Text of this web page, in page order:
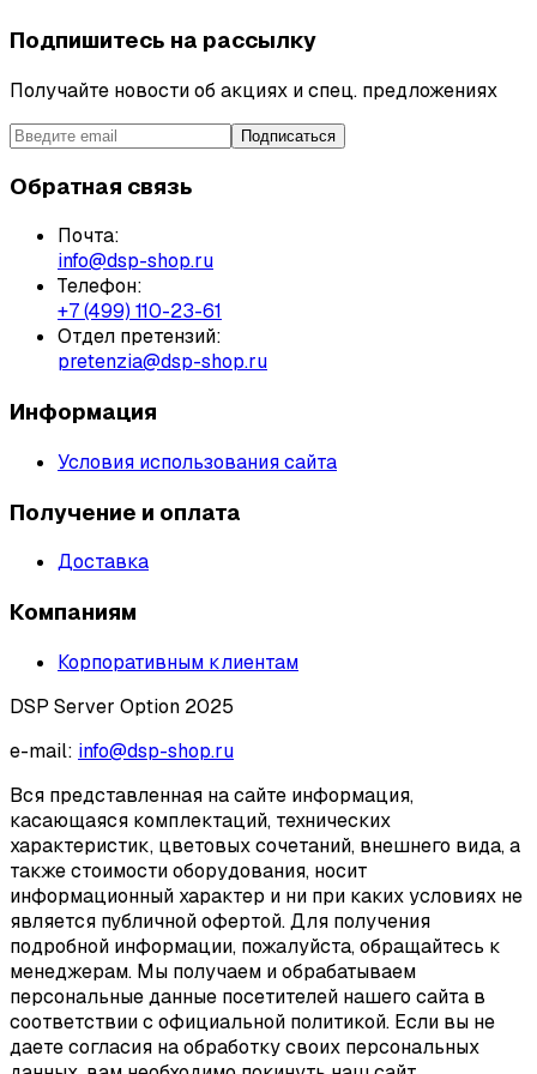
Подпишитесь на рассылку
Получайте новости об акциях и спец. предложениях
Подписаться
Обратная связь
Почта:
info@dsp-shop.ru
Телефон:
+7 (499) 110-23-61
Отдел претензий:
pretenzia@dsp-shop.ru
Информация
Условия использования сайта
Получение и оплата
Доставка
Компаниям
Корпоративным клиентам
DSP Server Option 2025
e-mail: info@dsp-shop.ru
Вся представленная на сайте информация,
касающаяся комплектаций, технических
характеристик, цветовых сочетаний, внешнего вида, а
также стоимости оборудования, носит
информационный характер и ни при каких условиях не
является публичной офертой. Для получения
подробной информации, пожалуйста, обращайтесь к
менеджерам. Мы получаем и обрабатываем
персональные данные посетителей нашего сайта в
соответствии с официальной политикой. Если вы не
даете согласия на обработку своих персональных